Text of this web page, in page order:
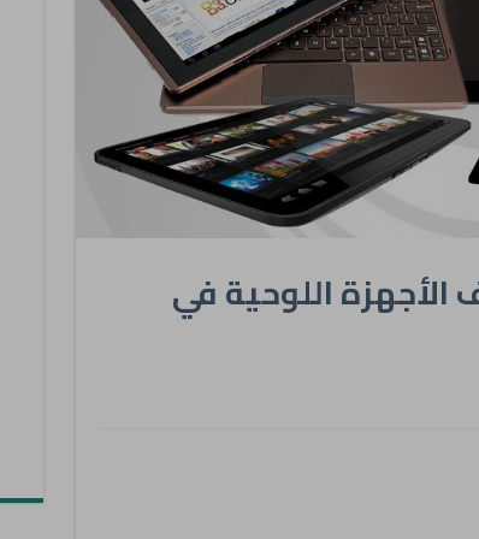
الأجهزة اللوحية في